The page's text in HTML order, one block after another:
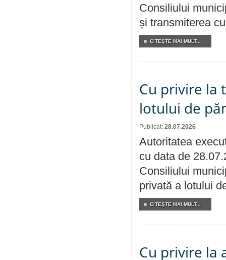
Consiliului
și transmiterea
CITEŞTE MAI MULT...
Cu privire la
lotului de
Publicat: 28.07.2026
Autoritatea
cu data de
Consiliului
privată a lotului
CITEŞTE MAI MULT...
Cu privire la